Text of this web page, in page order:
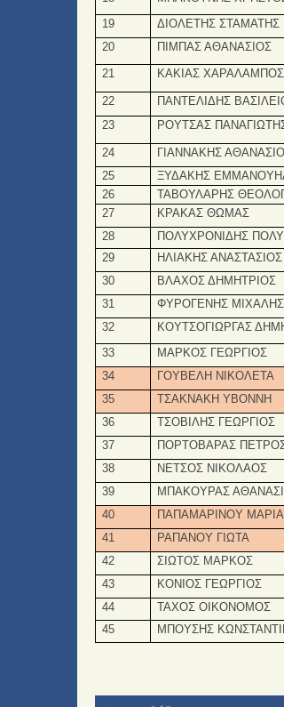
19
ΔΙΟΛΕΤΗΣ ΣΤΑΜΑΤΗΣ
20
ΠΙΜΠΑΣ ΑΘΑΝΑΣΙΟΣ
21
ΚΑΚΙΑΣ ΧΑΡΑΛΑΜΠΟΣ
22 ΠΑΝΤΕΛΙΔΗΣ
23
ΡΟΥΤΣΑΣ
24 ΓΙΑΝΝΑΚΗΣ
25
ΞΥΔΑΚΗΣ
26
ΤΑΒΟΥΛΑΡΗΣ
27
ΚΡΑΚΑΣ ΘΩΜΑΣ
28
ΠΟΛΥΧΡΟΝΙΔΗΣ
29
ΗΛΙΑΚΗΣ ΑΝΑΣΤΑΣΙΟΣ
30
ΒΛΑΧΟΣ ΔΗΜΗΤΡΙΟΣ
31
ΦΥΡΟΓΕΝΗΣ ΜΙΧΑΛΗΣ
32
ΚΟΥΤΣΟΓΙΩΡΓΑΣ
33
ΜΑΡΚΟΣ ΓΕΩΡΓΙΟΣ
34
ΓΟΥΒΕΛΗ ΝΙΚΟΛΕΤΑ
35
ΤΣΑΚΝΑΚΗ ΥΒΟΝΝΗ
36
ΤΣΟΒΙΛΗΣ ΓΕΩΡΓΙΟΣ
37
ΠΟΡΤΟΒΑΡΑΣ
38
ΝΕΤΣΟΣ ΝΙΚΟΛΑΟΣ
39
ΜΠΑΚΟΥΡΑΣ
40
ΠΑΠΑΜΑΡΙΝΟΥ ΜΑΡΙΑ
41
ΡΑΠΑΝΟΥ ΓΙΩΤΑ
42
ΣΙΩΤΟΣ ΜΑΡΚΟΣ
43
ΚΟΝΙΟΣ ΓΕΩΡΓΙΟΣ
44
ΤΑΧΟΣ ΟΙΚΟΝΟΜΟΣ
45
ΜΠΟΥΣΗΣ